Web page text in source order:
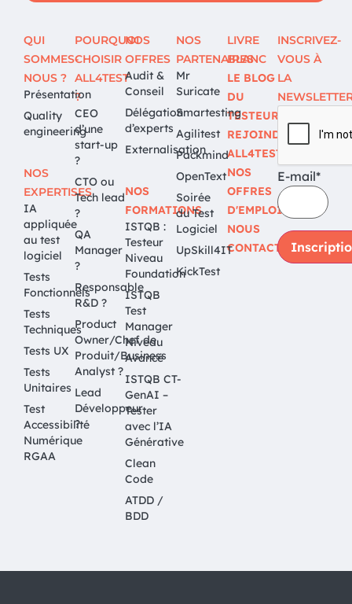
QUI
SOMMES-
NOUS ?
Présentation
Quality
engineering
NOS
EXPERTISES
IA
appliquée
au test
logiciel
Tests
Fonctionnels
Tests
Techniques
Tests UX
Tests
Unitaires
Test
Accessibilité
Numérique
RGAA
POURQUOI
CHOISIR
ALL4TEST
?
CEO
d’une
start-up
?
CTO ou
Tech lead
?
QA
Manager
?
Responsable
R&D ?
Product
Owner/Chef de
Produit/Business
Analyst ?
Lead
Développeur
?
NOS
OFFRES
Audit &
Conseil
Délégation
d’experts
Externalisation
NOS
FORMATIONS
ISTQB :
Testeur
Niveau
Foundation
ISTQB
Test
Manager
Niveau
Avancé
ISTQB CT-
GenAI –
Tester
avec l’IA
Générative
Clean
Code
ATDD /
BDD
NOS
PARTENAIRES
Mr
Suricate
Smartesting
Agilitest
Packmind
OpenText
Soirée
du Test
Logiciel
UpSkill4IT
KickTest
LIVRE
BLANC
LE BLOG
DU
TESTEUR
REJOINDRE
ALL4TEST
NOS
OFFRES
D'EMPLOI
NOUS
CONTACTER
INSCRIVEZ-
VOUS À
LA
E-mail*